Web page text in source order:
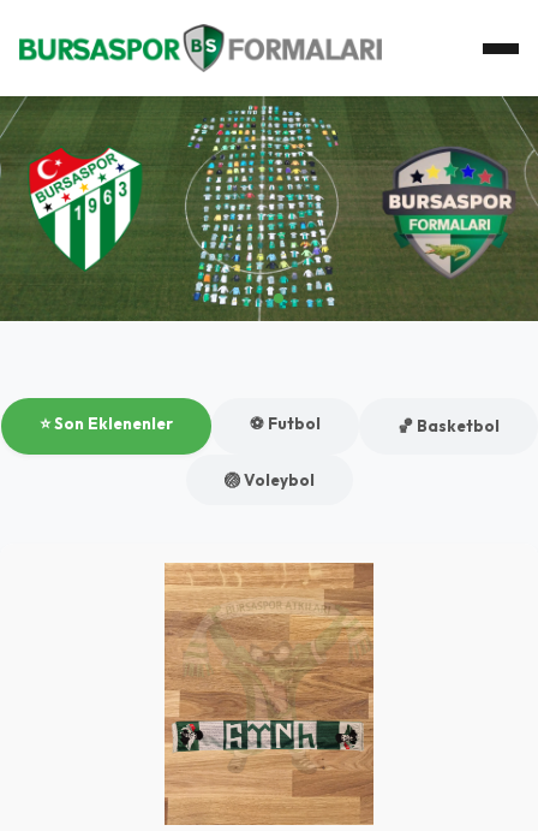
Koleksiyon
Atkı Koleksiyonu
Koleksiyoner
İletişim
⭐ Son Eklenenler ⚽ Futbol 🏀 Basketbol
🏐 Voleybol